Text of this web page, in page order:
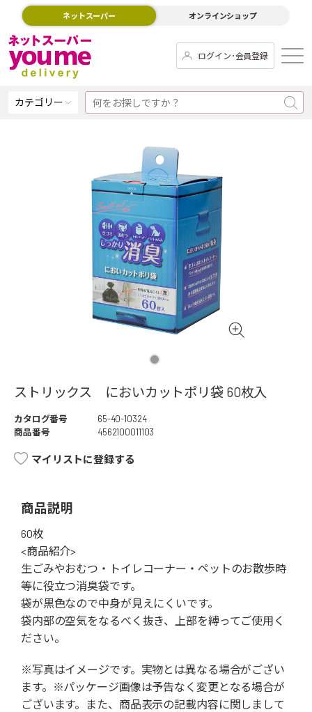
ネットスーパー オンラインショップ
ログイン･会員登録
カテゴリー
ストリックス においカットポリ袋 60枚入
カタログ番号
65-40-10324
商品番号
4562100011103
マイリストに登録する
商品説明
60枚
<商品紹介>
生ごみやおむつ・トイレコーナー・ペットのお散歩時
等に役立つ消臭袋です。
袋が黒色なので中身が見えにくいです。
袋内部の空気をなるべく抜き、上部を縛ってご使用く
ださい。
※写真はイメージです。実物とは異なる場合がござい
ます。※パッケージ画像は予告なく変更となる場合が
ございます。また、商品表示の記載内容に関しまして